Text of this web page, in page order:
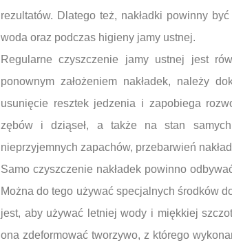
rezultatów. Dlatego też, nakładki powinny
woda oraz podczas higieny jamy ustnej.
Regularne czyszczenie jamy ustnej jest
ponownym założeniem nakładek, należy
usunięcie resztek jedzenia i zapobiega
zębów i dziąseł, a także na stan
nieprzyjemnych zapachów, przebarwień
Samo czyszczenie nakładek powinno
Można do tego używać specjalnych środków
jest, aby używać letniej wody i miękkiej
ona zdeformować tworzywo, z którego